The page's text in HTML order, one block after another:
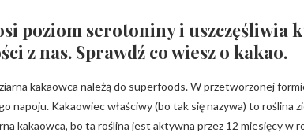
poziom serotoniny i uszczęśliwia
z nas. Sprawdź co wiesz o kakao.
kakaowca należą do superfoods. W przetworzonej
napoju. Kakaowiec właściwy (bo tak się nazywa) to roślina
kakaowca, bo ta roślina jest aktywna przez 12 miesięcy w